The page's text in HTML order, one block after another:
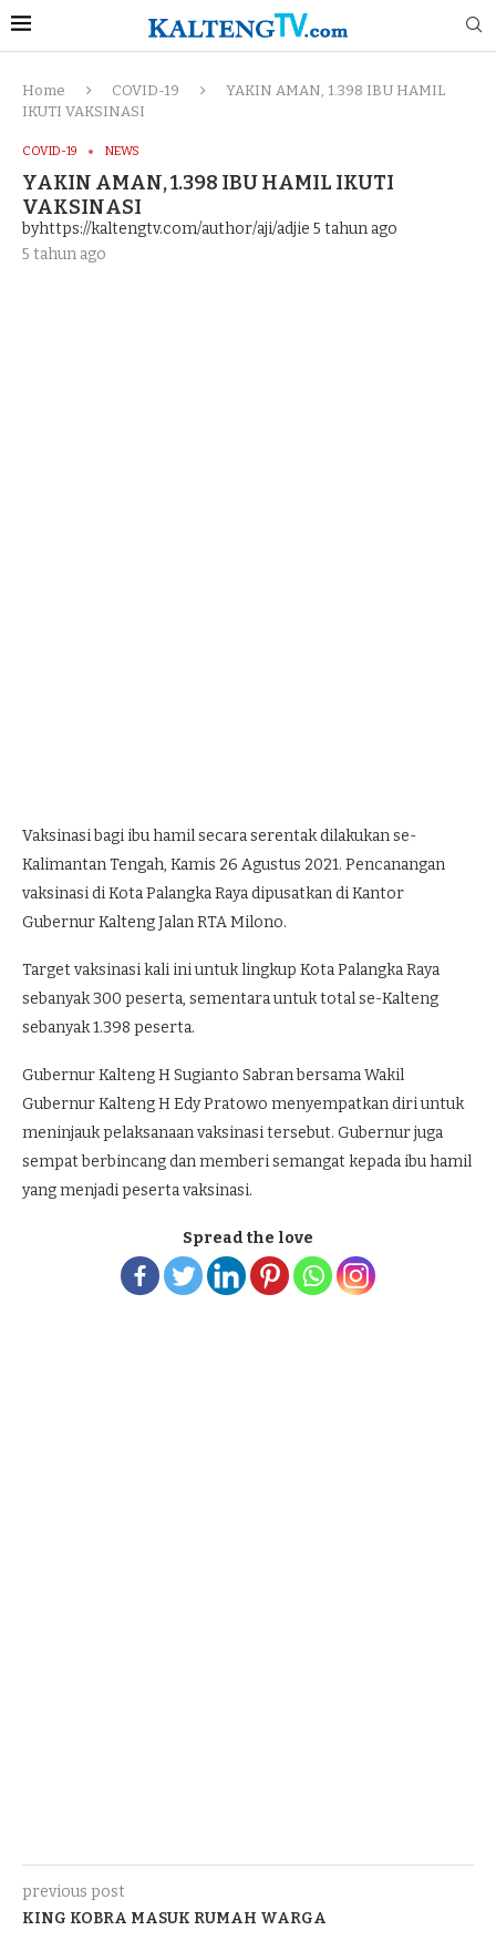
Home COVID-19
YAKIN AMAN, 1.398 IBU HAMIL
IKUTI VAKSINASI
COVID-19 NEWS
YAKIN AMAN, 1.398 IBU HAMIL IKUTI
VAKSINASI
byhttps://kaltengtv.com/author/aji/adjie 5 tahun ago
5 tahun ago
Vaksinasi bagi ibu hamil secara serentak dilakukan se-
Kalimantan Tengah, Kamis 26 Agustus 2021. Pencanangan
vaksinasi di Kota Palangka Raya dipusatkan di Kantor
Gubernur Kalteng Jalan RTA Milono.
Target vaksinasi kali ini untuk lingkup Kota Palangka Raya
sebanyak 300 peserta, sementara untuk total se-Kalteng
sebanyak 1.398 peserta.
Gubernur Kalteng H Sugianto Sabran bersama Wakil
Gubernur Kalteng H Edy Pratowo menyempatkan diri untuk
meninjauk pelaksanaan vaksinasi tersebut. Gubernur juga
sempat berbincang dan memberi semangat kepada ibu hamil
yang menjadi peserta vaksinasi.
Spread the love
previous post
KING KOBRA MASUK RUMAH WARGA